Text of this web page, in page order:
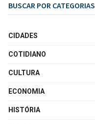
BUSCAR POR CATEGORIAS
CIDADES
COTIDIANO
CULTURA
ECONOMIA
HISTÓRIA